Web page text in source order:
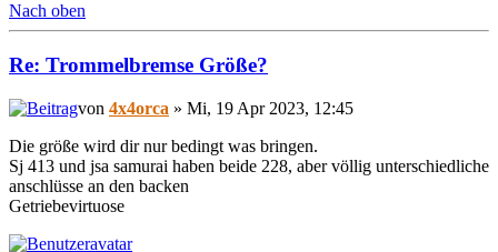
Nach oben
Re: Trommelbremse Größe?
von 4x4orca » Mi, 19 Apr 2023, 12:45
Die größe wird dir nur bedingt was bringen.
Sj 413 und jsa samurai haben beide 228, aber völlig unterschiedliche
anschlüsse an den backen
Getriebevirtuose